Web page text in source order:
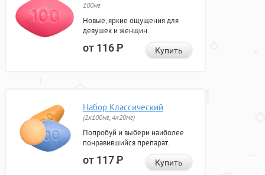
100мг
Новые, яркие ощущения для
девушек и женщин.
от 116Р Купить
Набор Классический
(2x100мг, 4x20мг)
Попробуй и выбери наиболее
понравившийся препарат.
от 117Р Купить